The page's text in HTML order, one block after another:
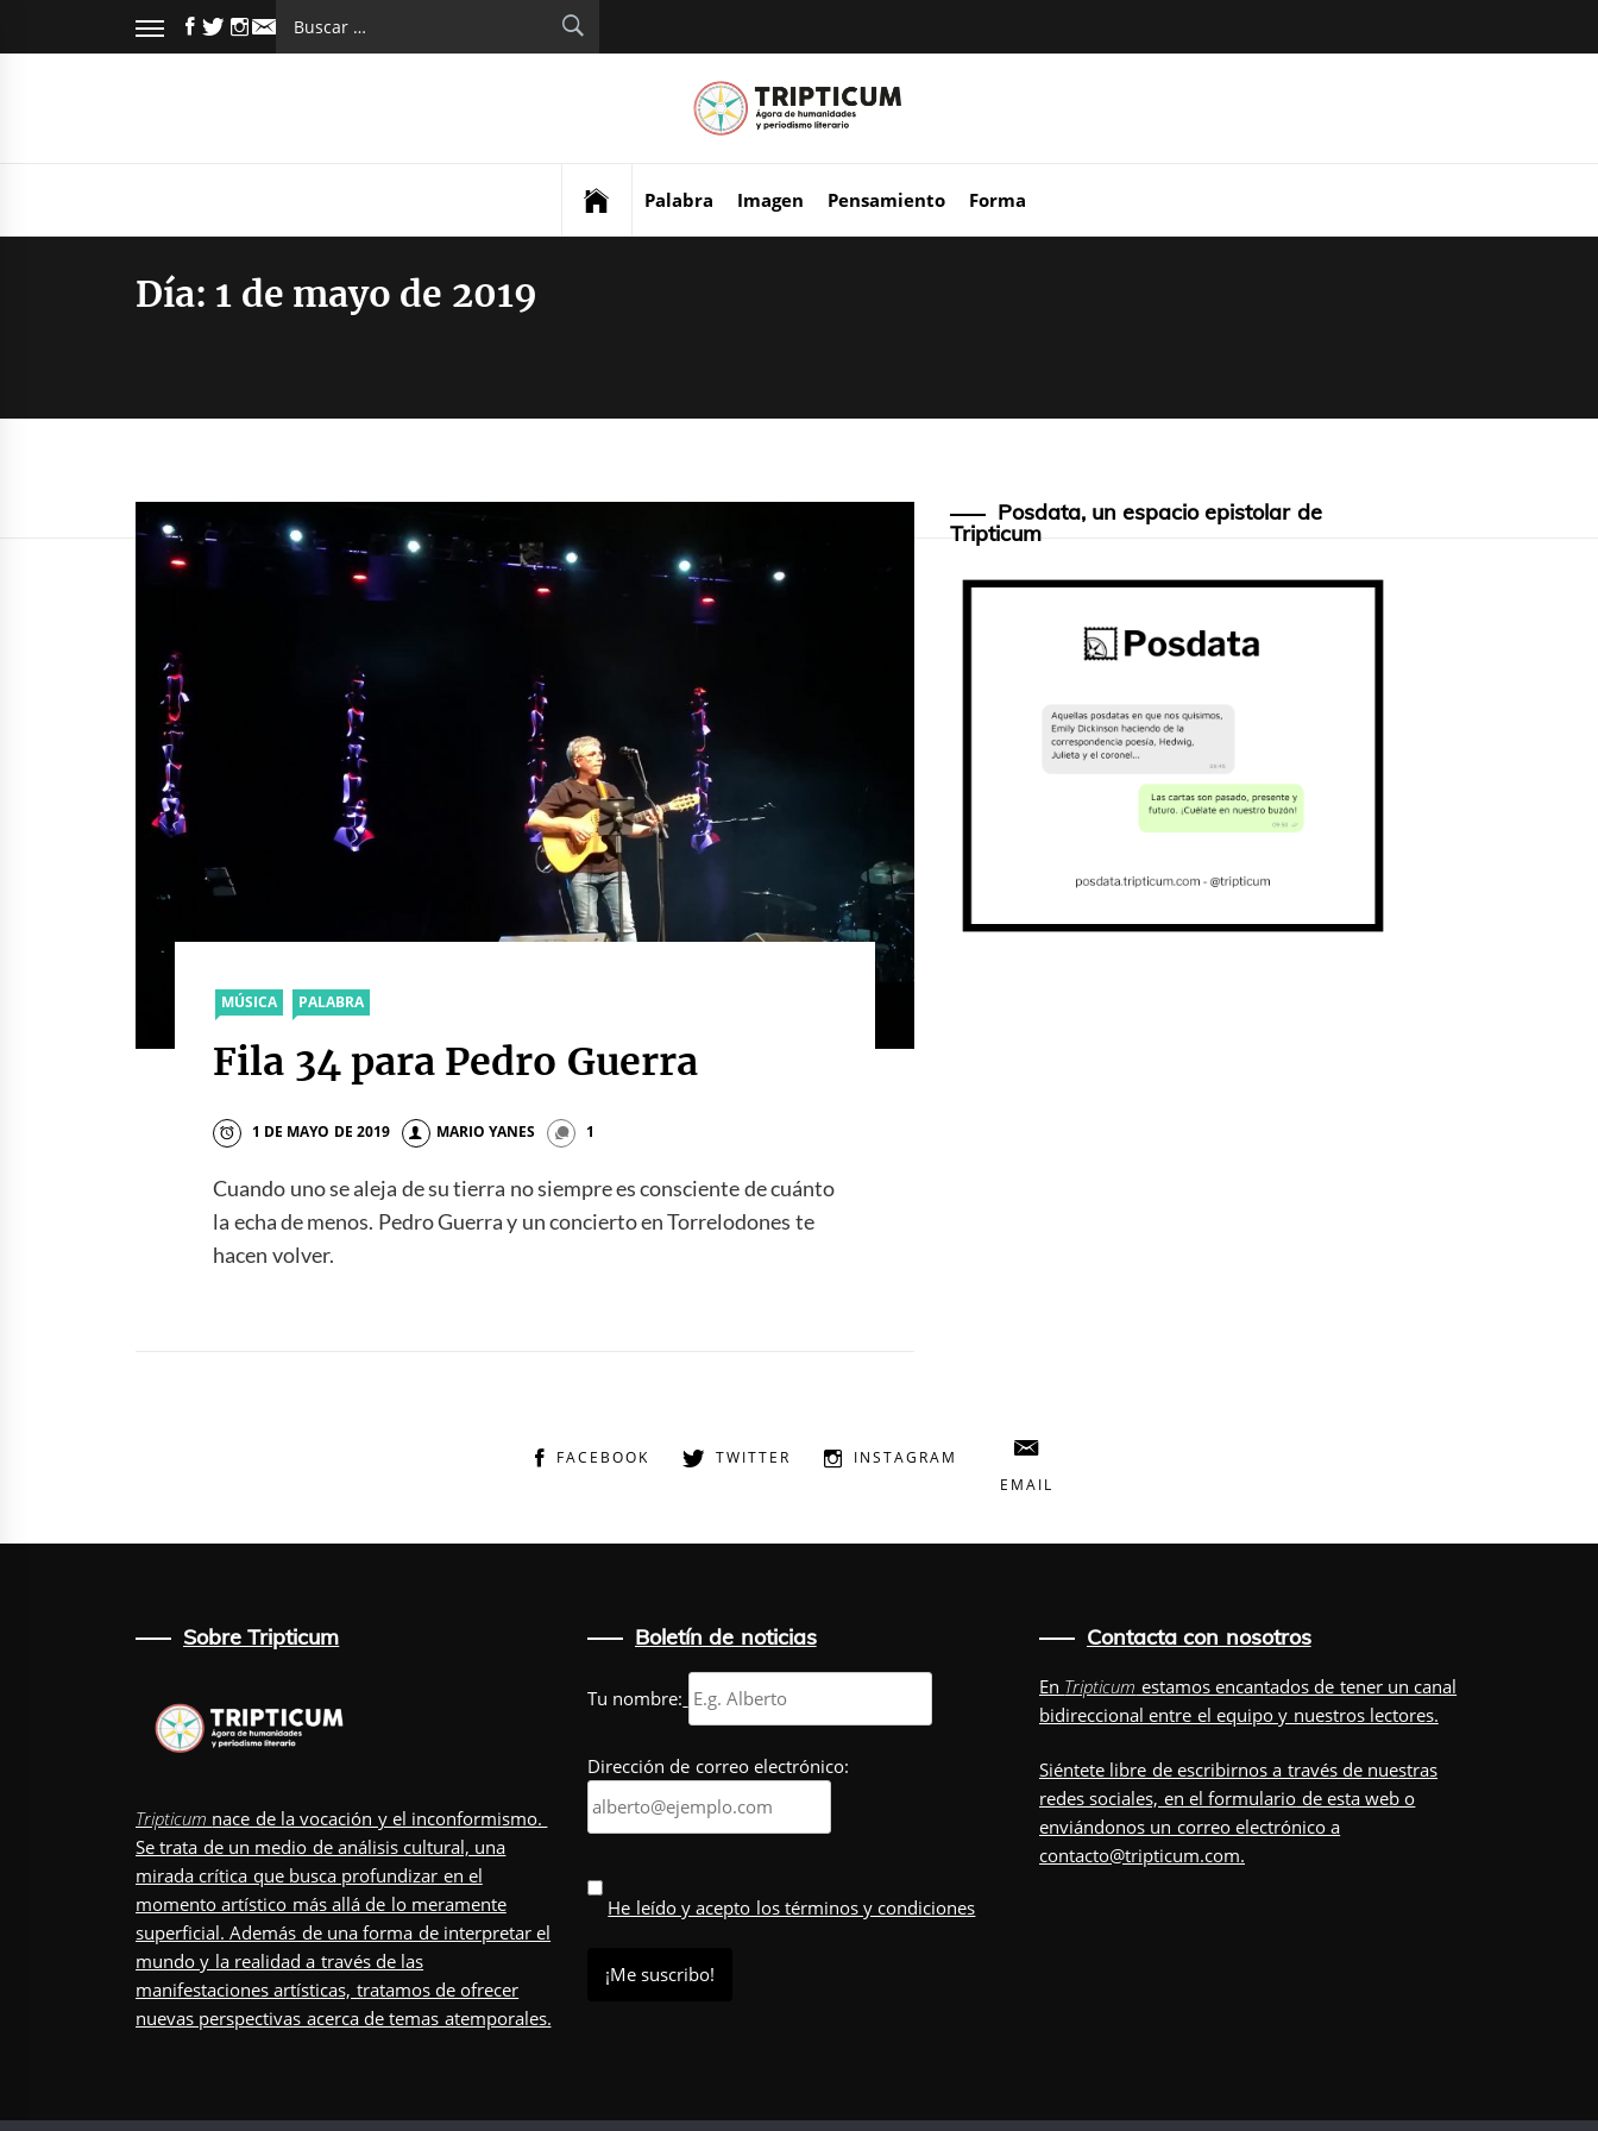
FACEBOOK
TWITTER
INSTAGRAM
Buscar:
Palabra Imagen Pensamiento Forma
Día: 1 de mayo de 2019
MÚSICA PALABRA
Fila 34 para Pedro Guerra
1 DE MAYO DE 2019 MARIO YANES 1
Cuando uno se aleja de su tierra no siempre es consciente de cuánto
la echa de menos. Pedro Guerra y un concierto en Torrelodones te
hacen volver.
Posdata, un espacio epistolar de
Tripticum
FACEBOOK TWITTER
INSTAGRAM
EMAIL
Sobre Tripticum
Tripticum nace de la vocación y el inconformismo.
Se trata de un medio de análisis cultural, una
mirada crítica que busca profundizar en el
momento artístico más allá de lo meramente
superficial. Además de una forma de interpretar el
mundo y la realidad a través de las
manifestaciones artísticas, tratamos de ofrecer
nuevas perspectivas acerca de temas atemporales.
Boletín de noticias
Tu nombre:
Dirección de correo electrónico:
He leído y acepto los términos y condiciones
Contacta con nosotros
En Tripticum estamos encantados de tener un canal
bidireccional entre el equipo y nuestros lectores.
Siéntete libre de escribirnos a través de nuestras
redes sociales, en elformulario de esta web o
enviándonos un correo electrónico a
contacto@tripticum.com.